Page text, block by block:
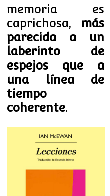
memoria es
caprichosa, más
parecida a un
laberinto de
espejos que a
una línea de
tiempo
coherente.